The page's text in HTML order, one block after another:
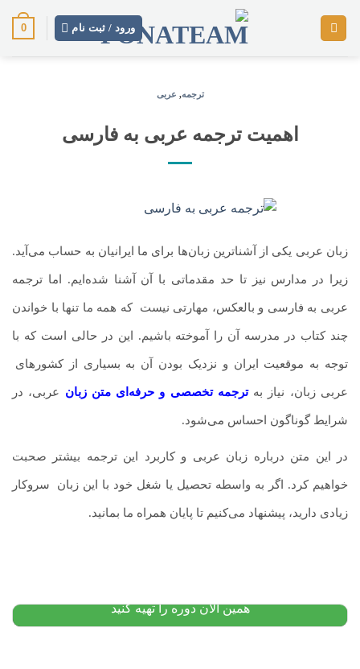
ورود / ثبت نام 0
ترجمه, عربی
اهمیت ترجمه عربی به فارسی
زبان عربی یکی از آشناترین زبان‌ها برای ما ایرانیان به حساب می‌آید.
زیرا در مدارس نیز تا حد مقدماتی با آن آشنا شده‌ایم. اما ترجمه
عربی به فارسی و بالعکس، مهارتی نیست که همه ما تنها با خواندن
چند کتاب در مدرسه آن را آموخته باشیم. این در حالی است که با
توجه به موقعیت ایران و نزدیک بودن آن به بسیاری از کشورهای
عربی زبان، نیاز بهترجمه تخصصی و حرفه‌ای متن زبان عربی، در
شرایط گوناگون احساس می‌شود.
در این متن درباره زبان عربی و کاربرد این ترجمه بیشتر صحبت
خواهیم کرد. اگر به واسطه تحصیل یا شغل خود با این زبان سروکار
زیادی دارید، پیشنهاد می‌کنیم تا پایان همراه ما بمانید.
همین الان دوره را تهیه کنید